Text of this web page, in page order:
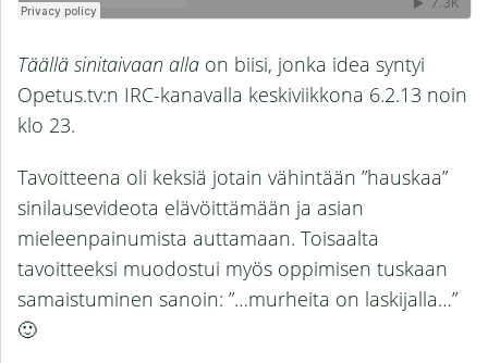
Täällä sinitaivaan alla on biisi, jonka idea syntyi
Opetus.tv:n IRC-kanavalla keskiviikkona 6.2.13 noin
klo 23.
Tavoitteena oli keksiä jotain vähintään ”hauskaa”
sinilausevideota elävöittämään ja asian
mieleenpainumista auttamaan. Toisaalta
tavoitteeksi muodostui myös oppimisen tuskaan
samaistuminen sanoin: ”…murheita on laskijalla…”
🙂